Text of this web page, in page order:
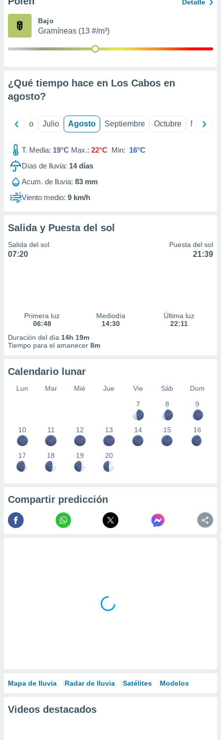
publicidad
1199
Detalle
Bajo
Gramíneas (13 #/m³)
¿Qué tiempo hace en Los Cabos en
agosto?
Junio Julio Agosto Septiembre Octubre
T. Media: 19°C Max.: 22°C Min: 16°C
Días de lluvia: 14días
Acum. de lluvia: 83 mm
Viento medio: 9 km/h
Salida y Puesta del sol
Salida del sol
07:20
Puesta del sol
21:39
Primera luz
06:48
Mediodía
14:30
Última luz
22:11
Duración del día 14h 19m
Tiempo para el amanecer 8m
Calendario lunar
Lun Mar Mié Jue Vie Sáb
Dom
7
8 9
10 11 12 13 14 15 16
17 18 19 20
Compartir predicción
Mapa de lluvia Radar de lluvia Satélites Modelos
Videos destacados